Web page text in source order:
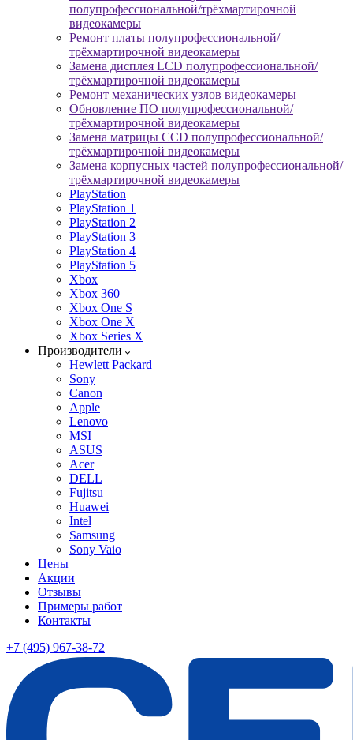
полупрофессиональной/трёхмартирочной
видеокамеры
Ремонт платы полупрофессиональной/
трёхмартирочной видеокамеры
Замена дисплея LCD полупрофессиональной/
трёхмартирочной видеокамеры
Ремонт механических узлов видеокамеры
Обновление ПО полупрофессиональной/
трёхмартирочной видеокамеры
Замена матрицы CCD полупрофессиональной/
трёхмартирочной видеокамеры
Замена корпусных частей полупрофессиональной/
трёхмартирочной видеокамеры
PlayStation
PlayStation 1
PlayStation 2
PlayStation 3
PlayStation 4
PlayStation 5
Xbox
Xbox 360
Xbox One S
Xbox One X
Xbox Series X
Производители
Hewlett Packard
Sony
Canon
Apple
Lenovo
MSI
ASUS
Acer
DELL
Fujitsu
Huawei
Intel
Samsung
Sony Vaio
Цены
Акции
Отзывы
Примеры работ
Контакты
+7 (495) 967-38-72